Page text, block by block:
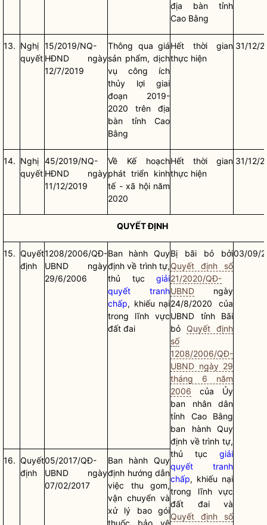
địa bàn tỉnh
Cao Bằng
13. Nghị
quyết
15/2019/NQ-
HĐND ngày
12/7/2019
Thông qua giá
sản phẩm, dịch
vụ công ích
thủy lợi giai
đoạn 2019-
2020 trên địa
bàn tỉnh Cao
Bằng
Hết thời gian
thực hiện
31/12/
14. Nghị
quyết
45/2019/NQ-
HĐND ngày
11/12/2019
Về Kế hoạch
phát triển kinh
tế - xã hội năm
2020
Hết thời gian
thực hiện
31/12/
QUYẾT ĐỊNH
15. Quyết
định
1208/2006/QĐ-
UBND ngày
29/6/2006
Ban hành Quy
định về trình tự,
thủ tục giải
quyết tranh
chấp, khiếu nại
trong lĩnh vực
đất đai
Bị bãi bỏ bởi
Quyết định số
21/2020/QĐ-
UBND ngày
24/8/2020 của
UBND tỉnh Bãi
bỏ Quyết định
số
1208/2006/QĐ-
UBND ngày 29
tháng 6 năm
2006 của Ủy
ban nhân dân
tỉnh Cao Bằng
ban hành Quy
định về trình tự,
thủ tục giải
quyết tranh
chấp, khiếu nại
trong lĩnh vực
đất đai và
Quyết định số
03/09/
16. Quyết
định
05/2017/QĐ-
UBND ngày
07/02/2017
Ban hành Quy
định hướng dẫn
việc thu gom,
vận chuyển và
xử lý bao gói
thuốc bảo vệ